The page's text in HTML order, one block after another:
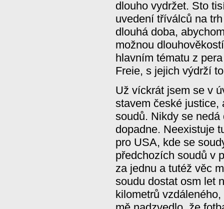
dlouho vydržet. Sto
uvedení tříválců na
dlouhá doba,
možnou
hlavním tématu z
Freie, s jejich výdrží
Už víckrát jsem se v
stavem české justice,
soudů. Nikdy se
dopadne. Neexistuje
pro USA, kde se
předchozích soudů v
za jednu a tutéž věc
soudu dostat osm let
kilometrů